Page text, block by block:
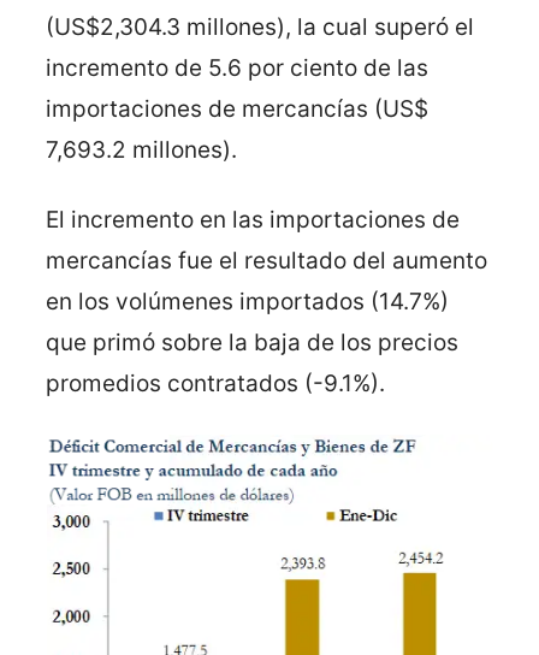
(US$2,304.3 millones), la cual superó el
incremento de 5.6 por ciento de las
importaciones de mercancías (US$
7,693.2 millones).
El incremento en las importaciones de
mercancías fue el resultado del aumento
en los volúmenes importados (14.7%)
que primó sobre la baja de los precios
promedios contratados (-9.1%).